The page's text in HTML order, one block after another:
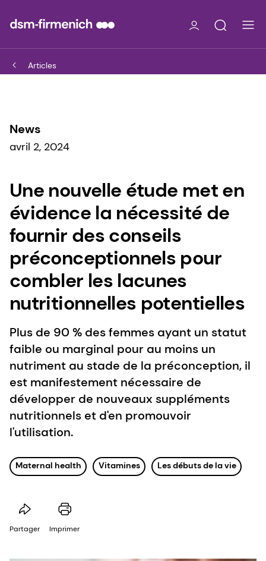
Articles
News
avril 2, 2024
Une nouvelle étude met en
évidence la nécessité de
fournir des conseils
préconceptionnels pour
combler les lacunes
nutritionnelles potentielles
Plus de 90 % des femmes ayant un statut
faible ou marginal pour au moins un
nutriment au stade de la préconception, il
est manifestement nécessaire de
développer de nouveaux suppléments
nutritionnels et d'en promouvoir
l'utilisation.
Maternal health Vitamines Les débuts de la vie
Partager Imprimer